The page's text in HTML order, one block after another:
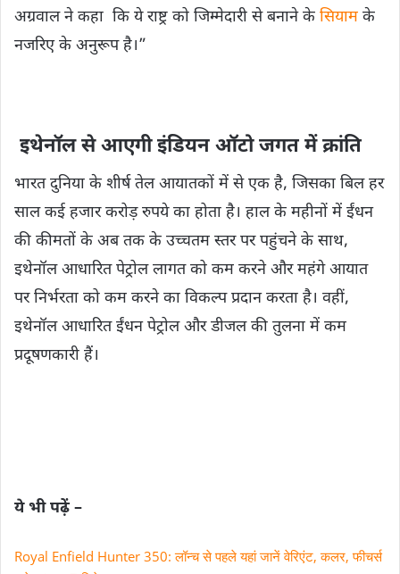
अग्रवाल ने कहा कि ये राष्ट्र को जिम्मेदारी से बनाने के सियाम के
नजरिए के अनुरूप है।”
इथेनॉल से आएगी इंडियन ऑटो जगत में क्रांति
भारत दुनिया के शीर्ष तेल आयातकों में से एक है, जिसका बिल हर
साल कई हजार करोड़ रुपये का होता है। हाल के महीनों में ईंधन
की कीमतों के अब तक के उच्चतम स्तर पर पहुंचने के साथ,
इथेनॉल आधारित पेट्रोल लागत को कम करने और महंगे आयात
पर निर्भरता को कम करने का विकल्प प्रदान करता है। वहीं,
इथेनॉल आधारित ईंधन पेट्रोल और डीजल की तुलना में कम
प्रदूषणकारी हैं।
ये भी पढ़ें –
Royal Enfield Hunter 350: लॉन्च से पहले यहां जानें वेरिएंट, कलर‚ फीचर्स